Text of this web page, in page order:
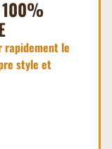
100%
rapidement le
style et